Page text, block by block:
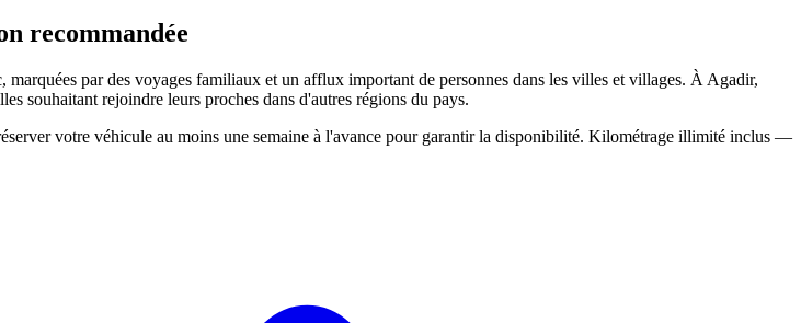
recommandée
par des voyages familiaux et un afflux important de personnes dans les villes et villages. À Agadir,
souhaitant rejoindre leurs proches dans d'autres régions du pays.
votre véhicule au moins une semaine à l'avance pour garantir la disponibilité. Kilométrage illimité inclus —